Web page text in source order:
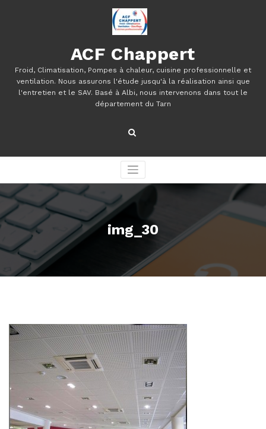
ACF Chappert
Froid, Climatisation, Pompes à chaleur, cuisine professionnelle et
ventilation. Nous assurons l'étude jusqu'à la réalisation ainsi que
l'entretien et le SAV. Basé à Albi, nous intervenons dans tout le
département du Tarn
img_30